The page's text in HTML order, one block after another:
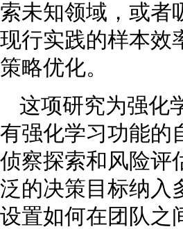
索未知领域，或者
现行实践的样本效
策略优化。
这项研究为强化
有强化学习功能的
侦察探索和风险评
泛的决策目标纳入
设置如何在团队之